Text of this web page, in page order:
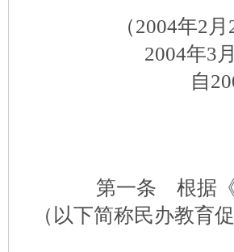
（2004年2
2004年3
自
第一条 根据《
（以下简称民办教育